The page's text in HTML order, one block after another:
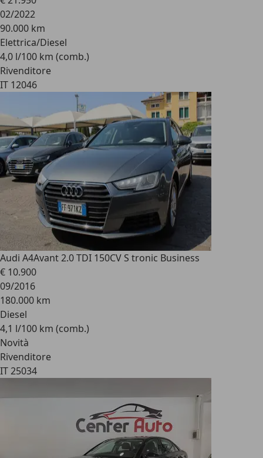
02/2022
90.000 km
Elettrica/Diesel
4,0 l/100 km (comb.)
Rivenditore
IT 12046
Audi A4Avant 2.0 TDI 150CV S tronic Business
€ 10.900
09/2016
180.000 km
Diesel
4,1 l/100 km (comb.)
Novità
Rivenditore
IT 25034